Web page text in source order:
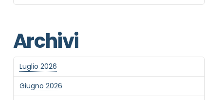
Archivi
Luglio 2026
Giugno 2026